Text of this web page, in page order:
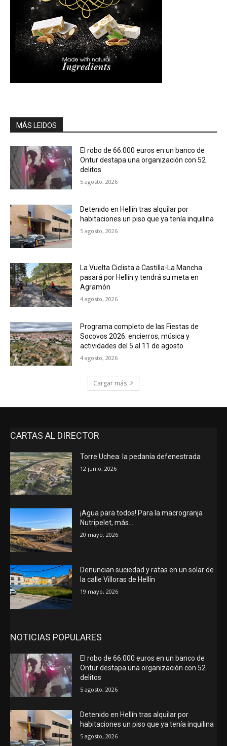
MÁS LEIDOS
El robo de 66.000 euros en un banco de
Ontur destapa una organización con 52
delitos
5 agosto, 2026
Detenido en Hellín tras alquilar por
habitaciones un piso que ya tenía inquilina
5 agosto, 2026
La Vuelta Ciclista a Castilla-La Mancha
pasará por Hellín y tendrá su meta en
Agramón
4 agosto, 2026
Programa completo de las Fiestas de
Socovos 2026: encierros, música y
actividades del 5 al 11 de agosto
4 agosto, 2026
Cargar más
CARTAS AL DIRECTOR
Torre Uchea: la pedanía defenestrada
12 junio, 2026
¡Agua para todos! Para la macrogranja
Nutripelet, más…
20 mayo, 2026
Denuncian suciedad y ratas en un solar de
la calle Villoras de Hellín
19 mayo, 2026
NOTICIAS POPULARES
El robo de 66.000 euros en un banco de
Ontur destapa una organización con 52
delitos
5 agosto, 2026
Detenido en Hellín tras alquilar por
habitaciones un piso que ya tenía inquilina
5 agosto, 2026